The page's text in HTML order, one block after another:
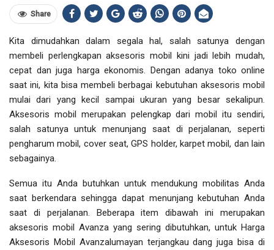
Share
Kita dimudahkan dalam segala hal, salah satunya dengan
membeli perlengkapan aksesoris mobil kini jadi lebih mudah,
cepat dan juga harga ekonomis. Dengan adanya toko online
saat ini, kita bisa membeli berbagai kebutuhan aksesoris mobil
mulai dari yang kecil sampai ukuran yang besar sekalipun.
Aksesoris mobil merupakan pelengkap dari mobil itu sendiri,
salah satunya untuk menunjang saat di perjalanan, seperti
pengharum mobil, cover seat, GPS holder, karpet mobil, dan lain
sebagainya.
Semua itu Anda butuhkan untuk mendukung mobilitas Anda
saat berkendara sehingga dapat menunjang kebutuhan Anda
saat di perjalanan. Beberapa item dibawah ini merupakan
aksesoris mobil Avanza yang sering dibutuhkan, untuk Harga
Aksesoris Mobil Avanzalumayan terjangkau dang juga bisa di